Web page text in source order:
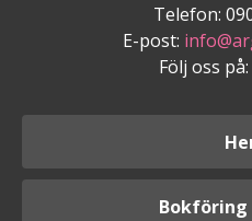
Telefon:
E-post:
Följ oss på:
Bokföring